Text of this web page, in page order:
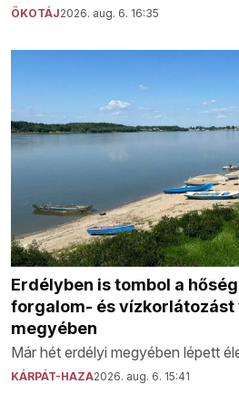
ÖKOTÁJ2026. aug. 6. 16:35
Erdélyben is tombol a
forgalom- és vízkorlátozást
megyében
Már hét erdélyi megyében lépett
KÁRPÁT-HAZA2026. aug. 6. 15:41